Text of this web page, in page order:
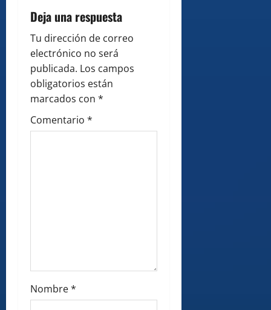
g
a
t
i
o
Deja una respuesta
Tu dirección de correo
electrónico no será
publicada. Los campos
obligatorios están
marcados con *
Comentario *
Nombre*